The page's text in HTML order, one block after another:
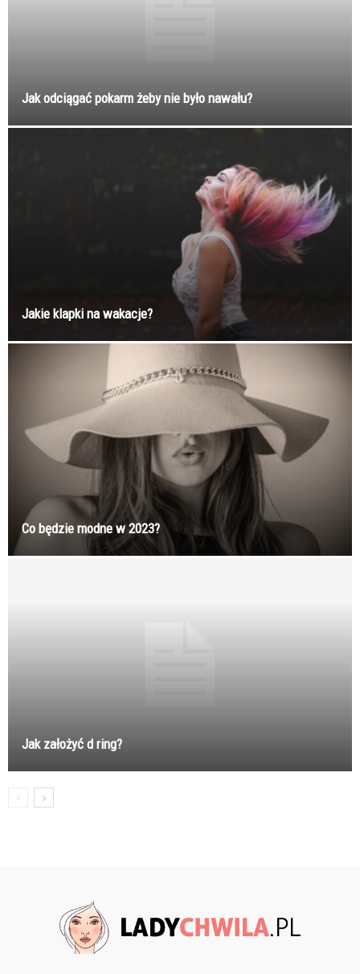
Jak odciągać pokarm żeby nie było nawału?
Jakie klapki na wakacje?
Co będzie modne w 2023?
Jak założyć d ring?